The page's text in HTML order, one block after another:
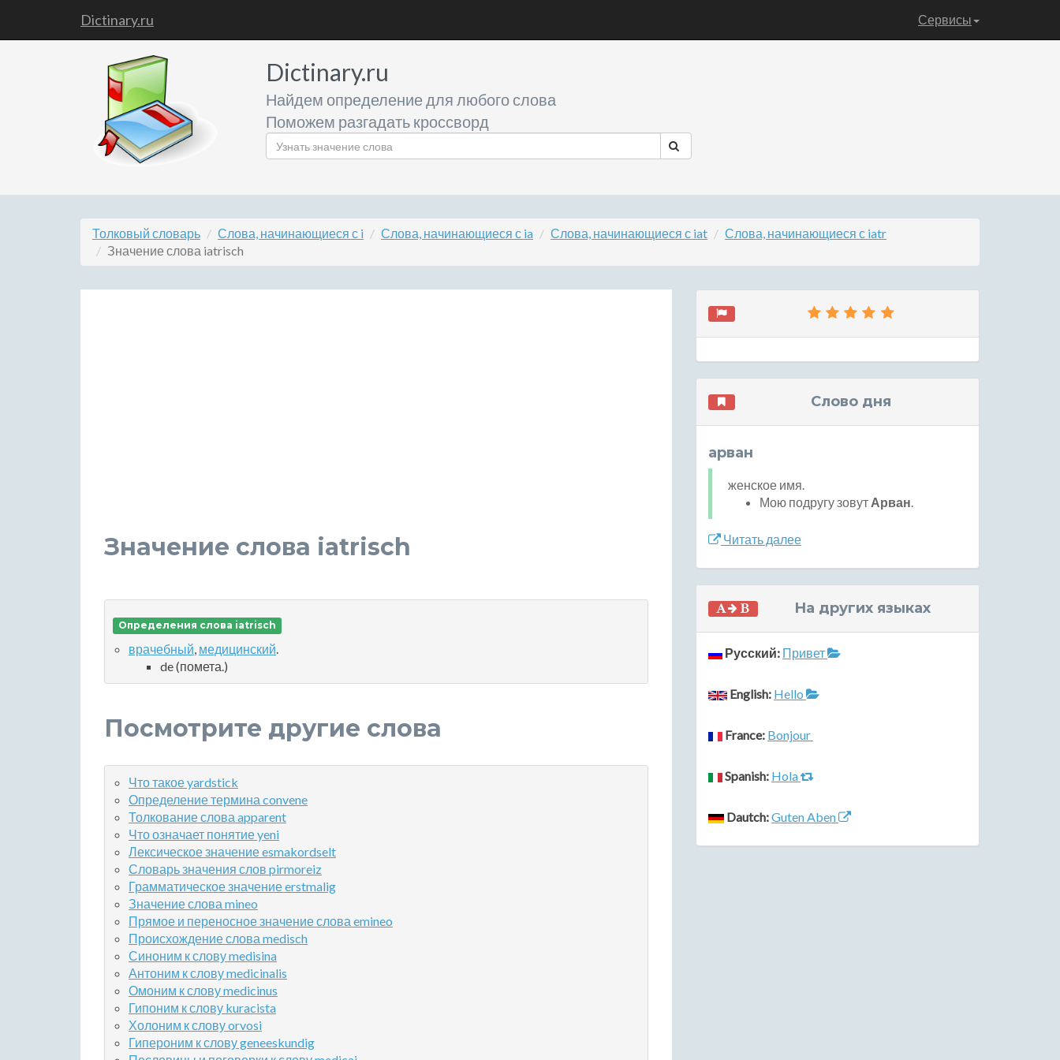
Dictinary.ru Сервисы
Dictinary.ru
Найдем определение для любого слова
Поможем разгадать кроссворд
Толковый словарь Слова, начинающиеся с i Слова, начинающиеся с ia Слова, начинающиеся с iat
Слова, начинающиеся с iatr
Значение слова iatrisch
Значение слова iatrisch
Определения слова iatrisch
врачебный, медицинский.
de (помета.)
Посмотрите другие слова
Что такое yardstick
Определение термина convene
Толкование слова apparent
Что означает понятие yeni
Лексическое значение esmakordselt
Словарь значения слов pirmoreiz
Грамматическое значение erstmalig
Значение слова mineo
Прямое и переносное значение слова emineo
Происхождение слова medisch
Синоним к слову medisina
Антоним к слову medicinalis
Омоним к слову medicinus
Гипоним к слову kuracista
Холоним к слову orvosi
Гипероним к слову geneeskundig
Слово дня
арван
женское имя.
Мою подругу зовут Арван.
Читать далее
На других языках
Русский: Привет
English: Hello
France: Bonjour
Spanish: Hola
Dautch:Guten Aben